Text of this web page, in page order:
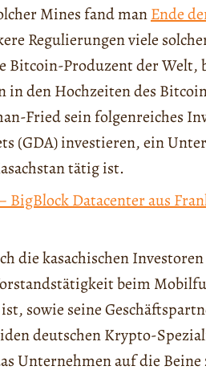
Mines fand manEnde
Regulierungen viele
Bitcoin-Produzent der Welt,
den Hochzeiten des
Fried sein folgenreiches
(GDA) investieren, ein
tätig ist.
BigBlock Datacenter aus
die kasachischen
beim
sowie seine
deutschen Krypto-
Unternehmen auf die Beine